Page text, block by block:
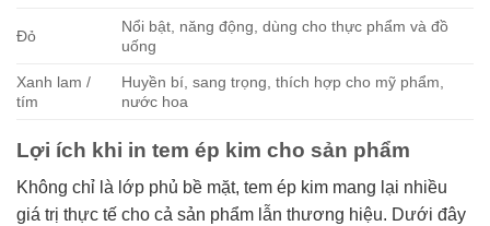
Đỏ
Nổi bật, năng động, dùng cho thực phẩm và đồ
uống
Xanh lam /
tím
Huyền bí, sang trọng, thích hợp cho mỹ phẩm,
nước hoa
Lợi ích khi in tem ép kim cho sản phẩm
Không chỉ là lớp phủ bề mặt, tem ép kim mang lại nhiều
giá trị thực tế cho cả sản phẩm lẫn thương hiệu. Dưới đây